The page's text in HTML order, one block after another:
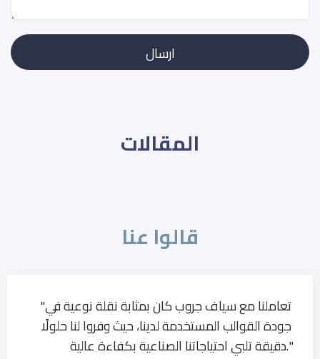
المقالات
قالوا عنا
"تعاملنا مع سياف جروب كان بمثابة نقلة نوعية في
جودة القوالب المستخدمة لدينا، حيث وفروا لنا حلولًا
دقيقة تلبي احتياجاتنا الصناعية بكفاءة عالية."